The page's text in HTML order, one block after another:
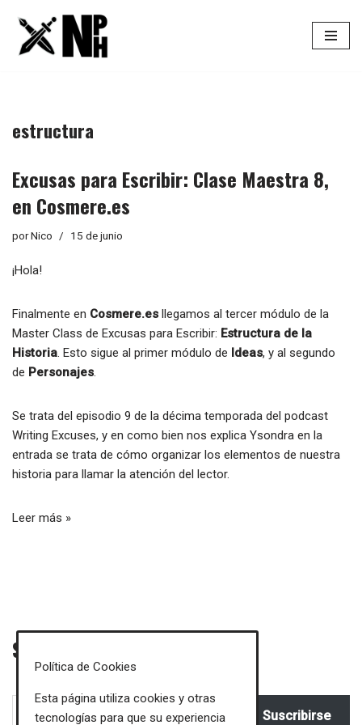
Saltar
estructura
Excusas para Escribir: Clase Maestra 8,
en Cosmere.es
porNico 15 de junio
¡Hola!
Finalmente en Cosmere.es llegamos al tercer módulo de la
Master Class de Excusas para Escribir: Estructura de la
Historia. Esto sigue al primer módulo de Ideas, y al segundo
de Personajes.
Se trata del episodio 9 de la décima temporada del podcast
Writing Excuses, y en como bien nos explica Ysondra en la
entrada se trata de cómo organizar los elementos de nuestra
historia para llamar la atención del lector.
Leer más »
Sigue mis novedades
Suscribirse
Política de Cookies
Esta página utiliza cookies y otras
tecnologías para que su experiencia